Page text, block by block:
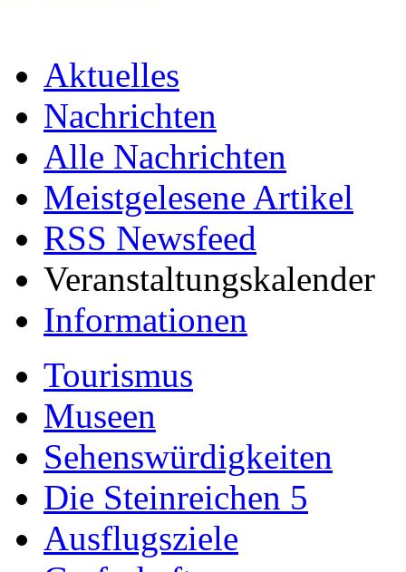
Aktuelles
Nachrichten
Alle Nachrichten
Meistgelesene Artikel
RSS Newsfeed
Veranstaltungskalender
Informationen
Tourismus
Museen
Sehenswürdigkeiten
Die Steinreichen 5
Ausflugsziele